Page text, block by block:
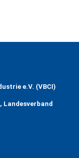
e.V. (VBCI)
Landesverband